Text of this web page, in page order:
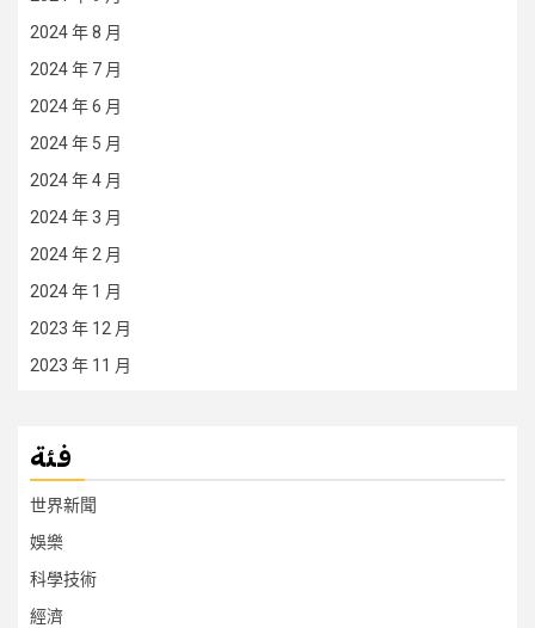
2024 年 8 月
2024 年 7 月
2024 年 6 月
2024 年 5 月
2024 年 4 月
2024 年 3 月
2024 年 2 月
2024 年 1 月
2023 年 12 月
2023 年 11 月
فئة
世界新聞
娛樂
科學技術
經濟